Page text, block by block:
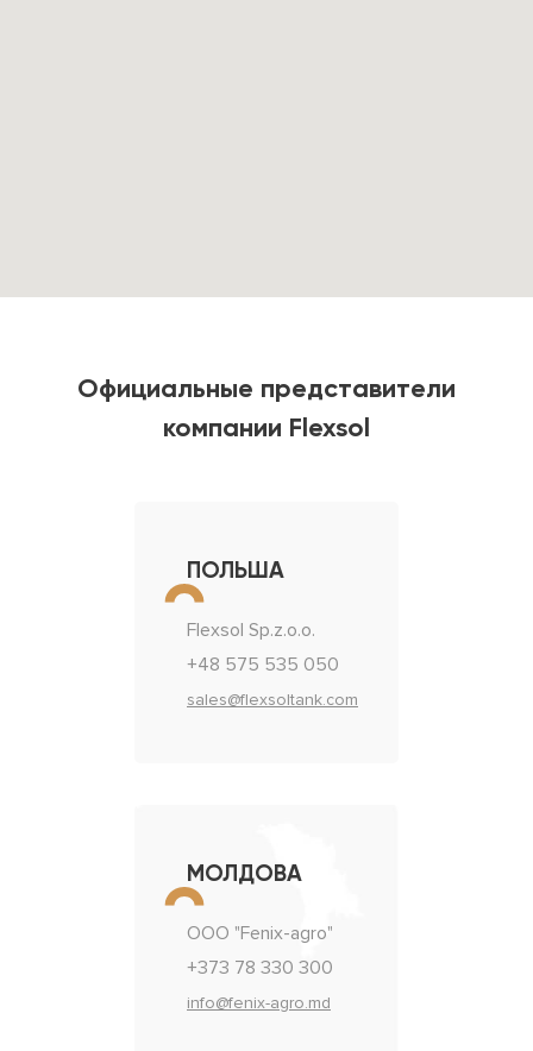
Официальные представители
компании Flexsol
ПОЛЬША
Flexsol Sp.z.o.o.
+48 575 535 050
sales@flexsoltank.com
МОЛДОВА
ООО "Fenix-agro"
+373 78 330 300
info@fenix-agro.md